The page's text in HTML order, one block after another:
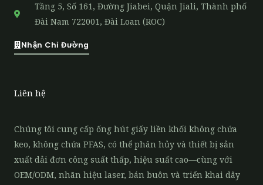
Tầng 5, Số 161, Đường Jiabei, Quận Jiali, Thành phố
Đài Nam 722001, Đài Loan (ROC)
Nhận Chỉ Đường
Liên hệ
Chúng tôi cung cấp ống hút giấy liền khối không chứa
keo, không chứa PFAS, có thể phân hủy và thiết bị sản
xuất dải đơn công suất thấp, hiệu suất cao—cùng với
OEM/ODM, nhãn hiệu laser, bán buôn và triển khai dây